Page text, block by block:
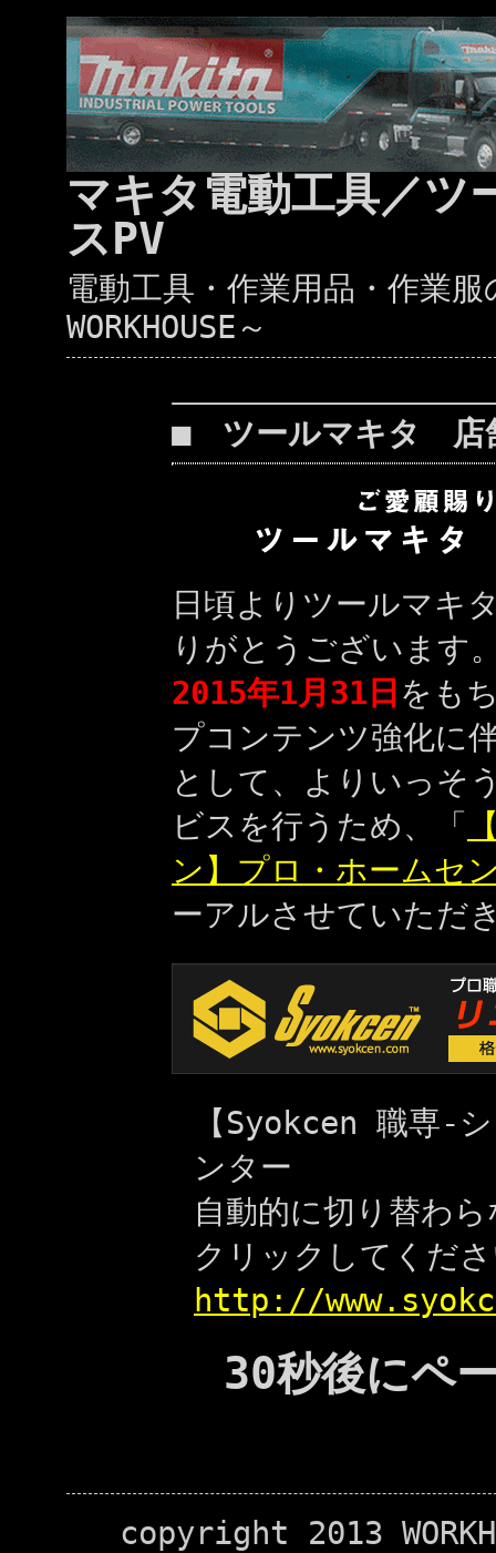
マキタ電動工具／
スPV
電動工具・作業用品・作
WORKHOUSE～
■ ツールマキタ 店
日頃よりツールマキ
りがとうございます
2015年1月31日 をも
プコンテンツ強化に
として、よりいっそ
ビスを行うため、「
ン】プロ・ホームセ
ーアルさせていただ
【Syokcen 職専-
ンター
自動的に切り替わ
クリックしてくだ
http://
30秒後にペ
copyright 2013